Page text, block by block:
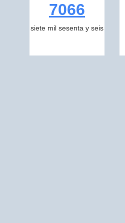
7066
siete mil sesenta y seis